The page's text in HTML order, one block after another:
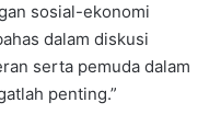
sosial-ekonomi
dalam diskusi
serta pemuda dalam
penting.”